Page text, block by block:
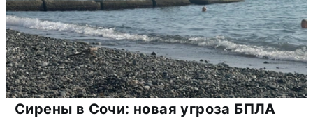
Сирены в Сочи: новая угроза БПЛА